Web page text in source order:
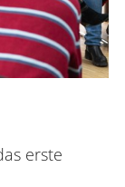
erste